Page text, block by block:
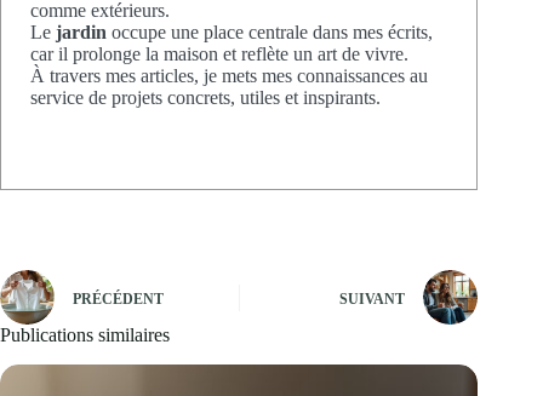
comme extérieurs.
Le jardin occupe une place centrale dans mes écrits,
car il prolonge la maison et reflète un art de vivre.
À travers mes articles, je mets mes connaissances au
service de projets concrets, utiles et inspirants.
PRÉCÉDENT SUIVANT
Publications similaires